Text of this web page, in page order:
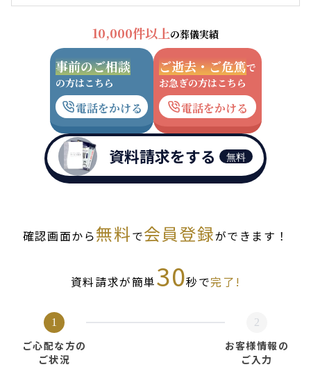
10,000件以上の葬儀実績
事前のご相談
の方はこちら
電話をかける
ご逝去・ご危篤で
お急ぎの方はこちら
電話をかける
資料請求をする 無料
確認画面から無料で会員登録ができます！
資料請求が簡単30秒で完了!
1
ご心配な方の
ご状況
2
お客様情報の
ご入力